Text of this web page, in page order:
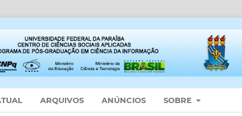
ARQUIVOS ANÚNCIOS SOBRE